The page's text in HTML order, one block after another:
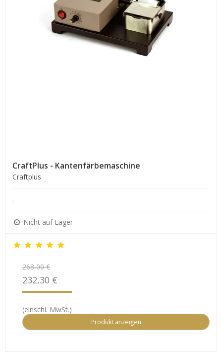
CraftPlus - Kantenfärbemaschine
Craftplus
.
Nicht auf Lager
268,00 €
232,30 €
(einschl. MwSt.)
Produkt anzeigen